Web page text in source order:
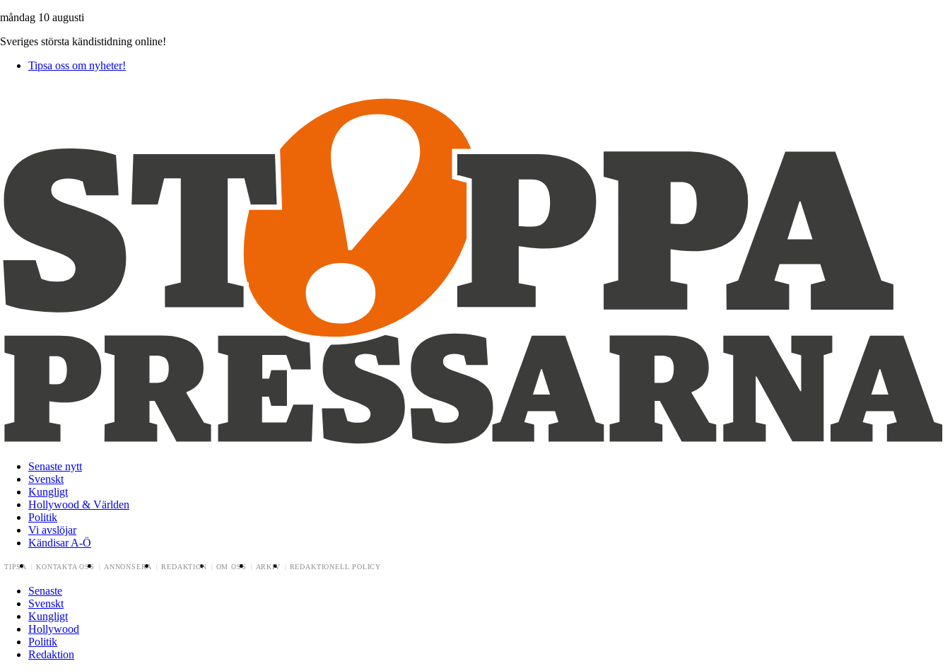
måndag 10 augusti
Sveriges största kändistidning online!
Tipsa oss om nyheter!
Senaste nytt
Svenskt
Kungligt
Hollywood & Världen
Politik
Vi avslöjar
Kändisar A-Ö
TIPSA KONTAKTA OSS ANNONSERA REDAKTION OM OSS ARKIV REDAKTIONELL POLICY
Senaste
Svenskt
Kungligt
Hollywood
Politik
Redaktion